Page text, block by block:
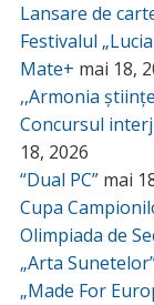
Lansare de
Festivalul
Mate+ mai 18,
,,Armonia
Concursul
18, 2026
“Dual PC” mai
Cupa
Olimpiada de
„Arta
„Made For